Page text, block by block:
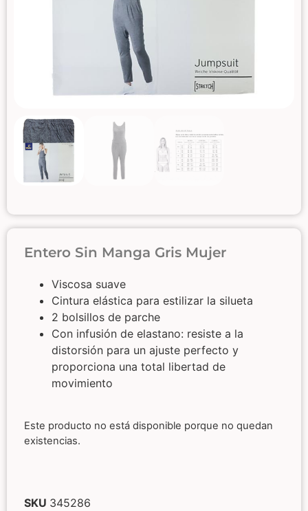
Entero Sin Manga Gris Mujer
Viscosa suave
Cintura elástica para estilizar la silueta
2 bolsillos de parche
Con infusión de elastano: resiste a la
distorsión para un ajuste perfecto y
proporciona una total libertad de
movimiento
Este producto no está disponible porque no quedan
existencias.
SKU 345286